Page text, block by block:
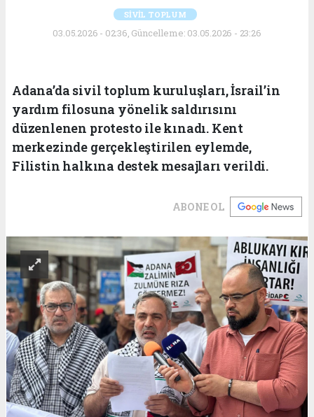
SİVİL TOPLUM
03.05.2026 - 02:36, Güncelleme: 03.05.2026 - 23:26
Adana’da sivil toplum kuruluşları, İsrail’in
yardım filosuna yönelik saldırısını
düzenlenen protesto ile kınadı. Kent
merkezinde gerçekleştirilen eylemde,
Filistin halkına destek mesajları verildi.
ABONE OL